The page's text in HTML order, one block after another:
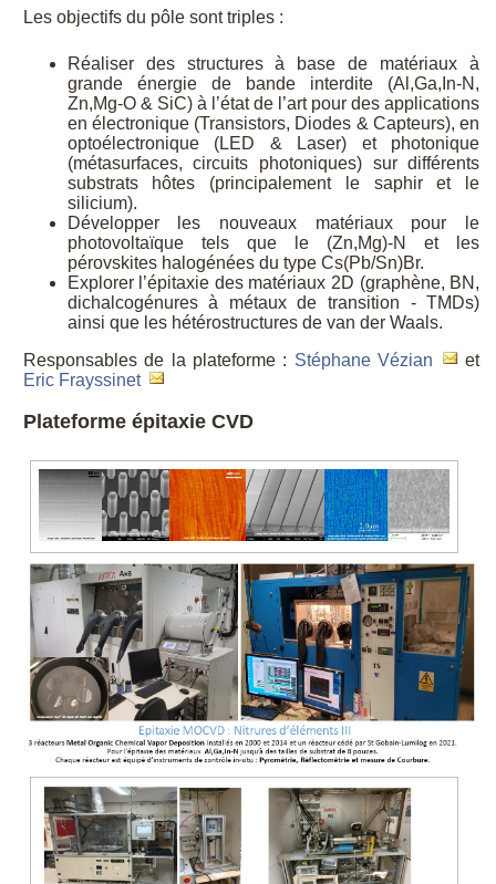
Les objectifs du pôle sont triples :
Réaliser des structures à base de matériaux à
grande énergie de bande interdite (Al,Ga,In-N,
Zn,Mg-O & SiC) à l’état de l’art pour des applications
en électronique (Transistors, Diodes & Capteurs), en
optoélectronique (LED & Laser) et photonique
(métasurfaces, circuits photoniques) sur différents
substrats hôtes (principalement le saphir et le
silicium).
Développer les nouveaux matériaux pour le
photovoltaïque tels que le (Zn,Mg)-N et les
pérovskites halogénées du type Cs(Pb/Sn)Br.
Explorer l’épitaxie des matériaux 2D (graphène, BN,
dichalcogénures à métaux de transition - TMDs)
ainsi que les hétérostructures de van der Waals.
Responsables de la plateforme : Stéphane Vézian
et
Eric Frayssinet
Plateforme épitaxie CVD